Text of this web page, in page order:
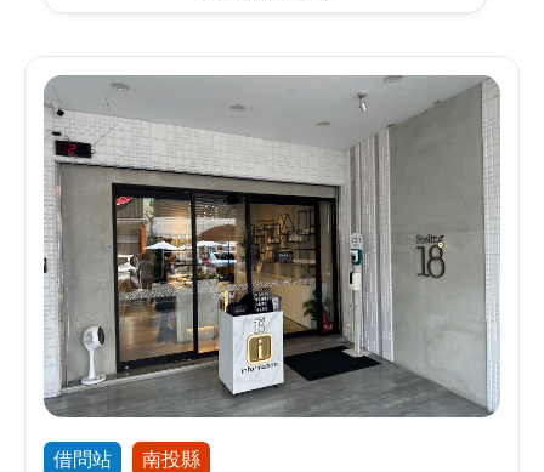
借問站 南投縣